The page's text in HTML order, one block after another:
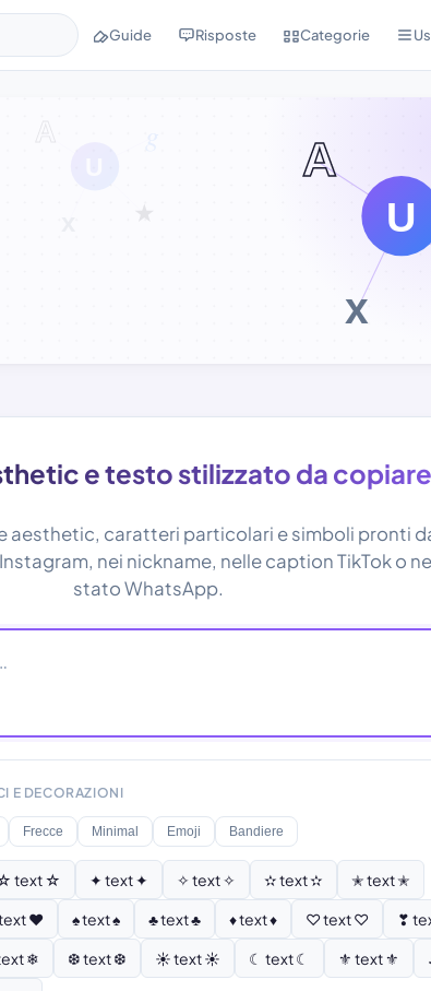
Guide Risposte Categorie
e testo stilizzato da copiare
aesthetic, caratteri particolari e simboli pronti
nei nickname, nelle caption TikTok o
stato WhatsApp.
E DECORAZIONI
Frecce Minimal Emoji Bandiere
text ☆ ✦ text ✦ ✧ text ✧ ✫ text ✫
✭ text ✭
♥ ♠ text ♠ ♣ text ♣ ♦ text ♦ ♡ text ♡
❣
❄ ❆ text ❆ ☀ text ☀ ☾ text ☾ ⚜ text ⚜